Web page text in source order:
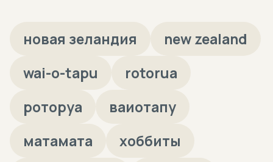
новая зеландия
new zealand
wai-o-tapu
rotorua
роторуа
ваиотапу
матамата
хоббиты